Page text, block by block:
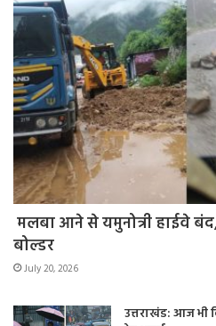
मलबा आने से यमुनोत्री हाईवे बंद,
बोल्डर
July 20, 2026
उत्तराखंड: आज भी